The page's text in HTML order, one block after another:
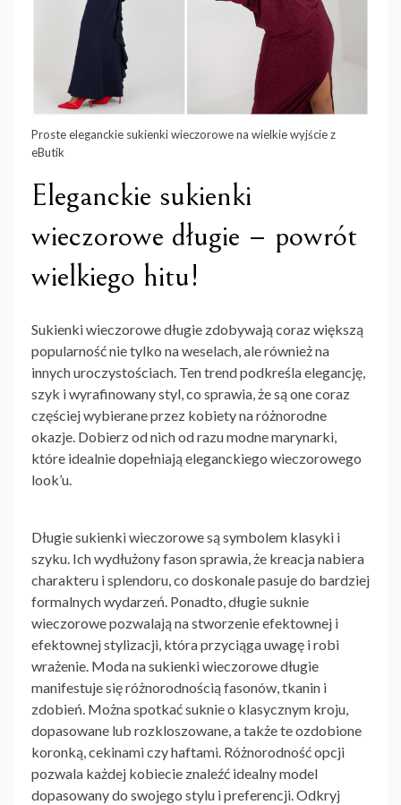
Proste eleganckie sukienki wieczorowe na wielkie wyjście z
eButik
Eleganckie sukienki
wieczorowe długie – powrót
wielkiego hitu!
Sukienki wieczorowe długie zdobywają coraz większą
popularność nie tylko na weselach, ale również na
innych uroczystościach. Ten trend podkreśla elegancję,
szyk i wyrafinowany styl, co sprawia, że są one coraz
częściej wybierane przez kobiety na różnorodne
okazje. Dobierz od nich od razu modne marynarki,
które idealnie dopełniają eleganckiego wieczorowego
look’u.
Długie sukienki wieczorowesą symbolem klasyki i
szyku. Ich wydłużony fason sprawia, że kreacja nabiera
charakteru i splendoru, co doskonale pasuje do bardziej
formalnych wydarzeń. Ponadto, długie suknie
wieczorowe pozwalają na stworzenie efektownej i
efektownej stylizacji, która przyciąga uwagę i robi
wrażenie. Moda nasukienki wieczorowe długie
manifestuje się różnorodnością fasonów, tkanin i
zdobień. Można spotkać suknie o klasycznym kroju,
dopasowane lub rozkloszowane, a także te ozdobione
koronką, cekinami czy haftami. Różnorodność opcji
pozwala każdej kobiecie znaleźć idealny model
dopasowany do swojego stylu i preferencji. Odkryj